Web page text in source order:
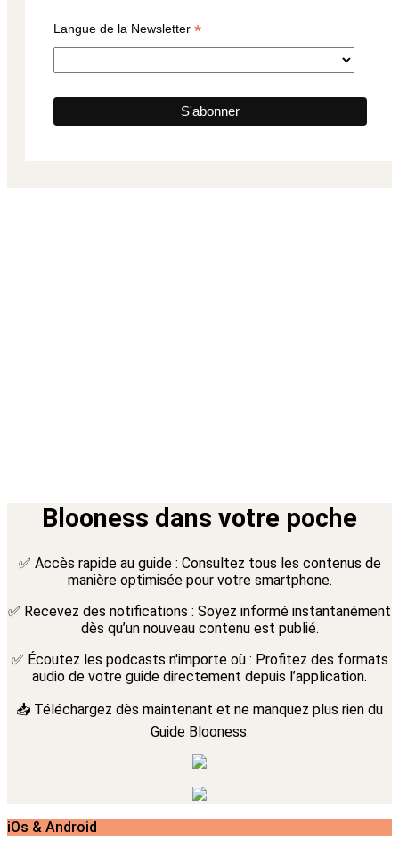
Langue de la Newsletter *
Blooness dans votre poche
✅ Accès rapide au guide : Consultez tous les contenus de
manière optimisée pour votre smartphone.
✅ Recevez des notifications : Soyez informé instantanément
dès qu’un nouveau contenu est publié.
✅ Écoutez les podcasts n'importe où : Profitez des formats
audio de votre guide directement depuis l’application.
📥 Téléchargez dès maintenant et ne manquez plus rien du
Guide Blooness.
iOs & Android